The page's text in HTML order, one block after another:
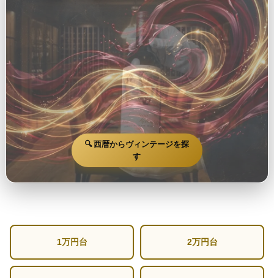
🔍 西暦からヴィンテージを探
す
1万円台 2万円台